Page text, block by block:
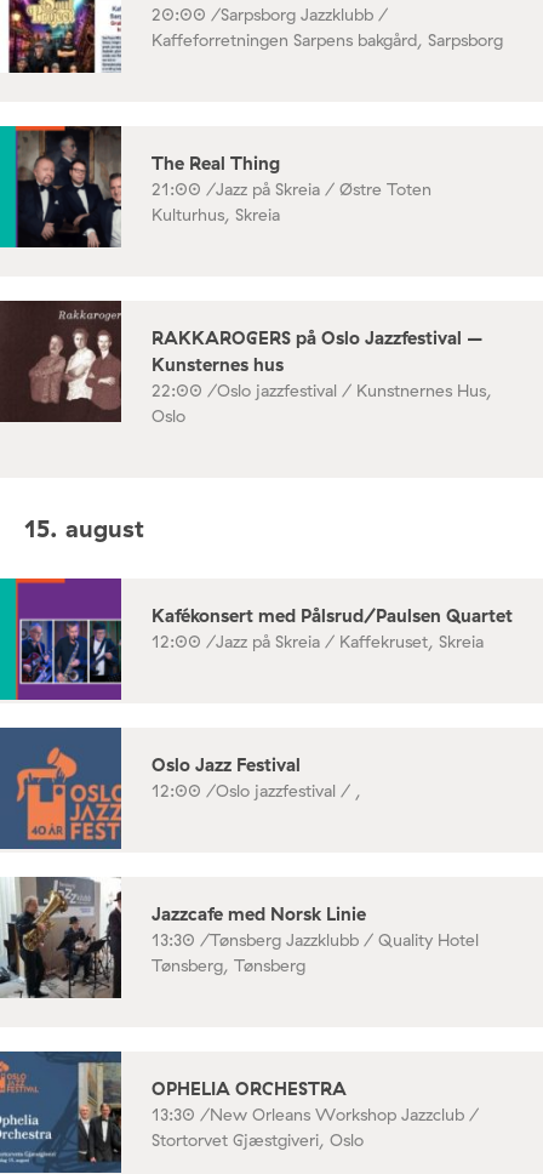
20:00 /Sarpsborg Jazzklubb /
Kaffeforretningen Sarpens bakgård, Sarpsborg
The Real Thing
21:00 /Jazz på Skreia / Østre Toten
Kulturhus, Skreia
RAKKAROGERS på Oslo Jazzfestival –
Kunsternes hus
22:00 /Oslo jazzfestival / Kunstnernes Hus,
Oslo
15. august
Kafékonsert med Pålsrud/Paulsen Quartet
12:00 /Jazz på Skreia / Kaffekruset, Skreia
Oslo Jazz Festival
12:00 /Oslo jazzfestival / ,
Jazzcafe med Norsk Linie
13:30 /Tønsberg Jazzklubb / Quality Hotel
Tønsberg, Tønsberg
OPHELIA ORCHESTRA
13:30 /New Orleans Workshop Jazzclub /
Stortorvet Gjæstgiveri, Oslo